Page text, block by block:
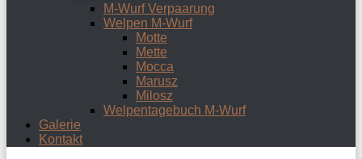
M-Wurf Verpaarung
Welpen M-Wurf
Motte
Mette
Mocca
Marusz
Milosz
Welpentagebuch M-Wurf
Galerie
Kontakt